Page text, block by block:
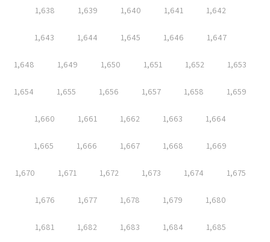
1,638 1,639 1,640 1,641 1,642
1,643 1,644 1,645 1,646 1,647
1,648 1,649 1,650 1,651 1,652 1,653
1,654 1,655 1,656 1,657 1,658 1,659
1,660 1,661 1,662 1,663 1,664
1,665 1,666 1,667 1,668 1,669
1,670 1,671 1,672 1,673 1,674 1,675
1,676 1,677 1,678 1,679 1,680
1,681 1,682 1,683 1,684 1,685